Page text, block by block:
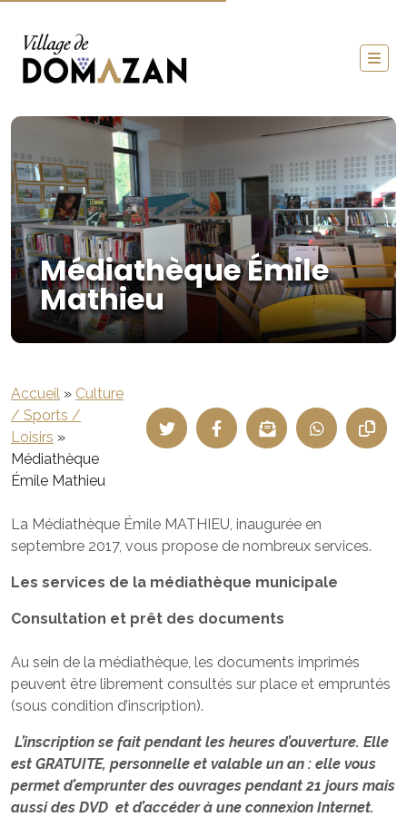
Médiathèque Émile
Mathieu
Accueil » Culture
/ Sports /
Loisirs »
Médiathèque
Émile Mathieu
La Médiathèque Émile MATHIEU, inaugurée en
septembre 2017, vous propose de nombreux services.
Les services de la médiathèque municipale
Consultation et prêt des documents
Au sein de la médiathèque, les documents imprimés
peuvent être librement consultés sur place et empruntés
(sous condition d’inscription).
L’inscription se fait pendant les heures d’ouverture. Elle
est GRATUITE, personnelle et valable un an : elle vous
permet d’emprunter des ouvrages pendant 21 jours mais
aussi des DVD et d’accéder à une connexion Internet.